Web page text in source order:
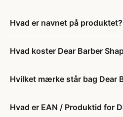
Hvad er navnet på produktet?
Hvad koster Dear Barber
Hvilket mærke står bag Dear
Hvad er EAN / Produktid for